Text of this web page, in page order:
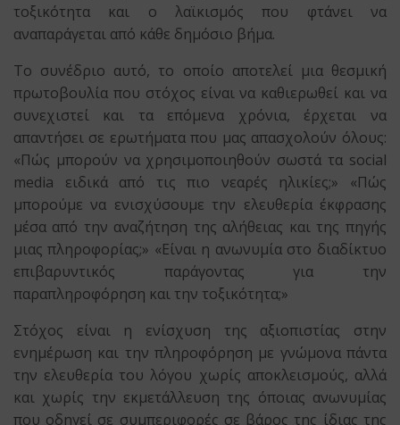
τοξικότητα και ο λαϊκισμός που φτάνει να
αναπαράγεται από κάθε δημόσιο βήμα.
Το συνέδριο αυτό, το οποίο αποτελεί μια θεσμική
πρωτοβουλία που στόχος είναι να καθιερωθεί και να
συνεχιστεί και τα επόμενα χρόνια, έρχεται να
απαντήσει σε ερωτήματα που μας απασχολούν όλους:
«Πώς μπορούν να χρησιμοποιηθούν σωστά τα social
media ειδικά από τις πιο νεαρές ηλικίες;» «Πώς
μπορούμε να ενισχύσουμε την ελευθερία έκφρασης
μέσα από την αναζήτηση της αλήθειας και της πηγής
μιας πληροφορίας;» «Είναι η ανωνυμία στο διαδίκτυο
επιβαρυντικός παράγοντας για την
παραπληροφόρηση και την τοξικότητα;»
Στόχος είναι η ενίσχυση της αξιοπιστίας στην
ενημέρωση και την πληροφόρηση με γνώμονα πάντα
την ελευθερία του λόγου χωρίς αποκλεισμούς, αλλά
και χωρίς την εκμετάλλευση της όποιας ανωνυμίας
που οδηγεί σε συμπεριφορές σε βάρος της ίδιας της